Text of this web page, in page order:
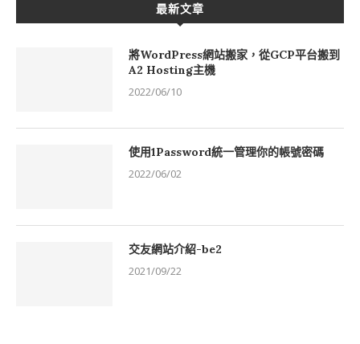
最新文章
將WordPress網站搬家，從GCP平台搬到
A2 Hosting主機
2022/06/10
使用1Password統一管理你的帳號密碼
2022/06/02
交友網站介紹-be2
2021/09/22